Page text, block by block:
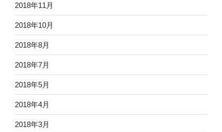
2018年11月
2018年10月
2018年8月
2018年7月
2018年5月
2018年4月
2018年3月